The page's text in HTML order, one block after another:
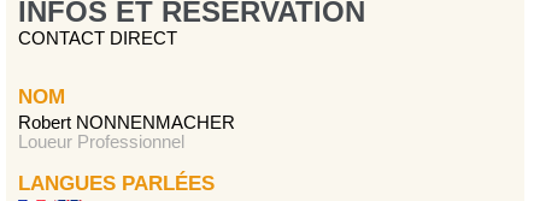
INFOS ET RÉSERVATION
CONTACT DIRECT
NOM
Robert NONNENMACHER
Loueur Professionnel
LANGUES PARLÉES